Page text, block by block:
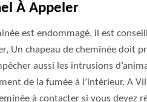
À Appeler
est endommagé, il est
Un chapeau de cheminée doit
aussi les intrusions
de la fumée à l’intérieur. A
à contacter si vous devez